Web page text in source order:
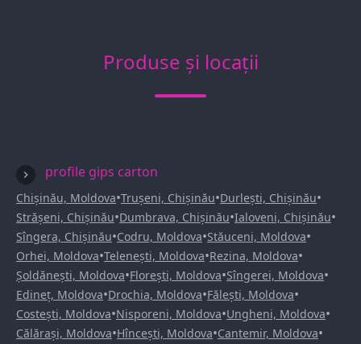
Produse și locații
profile gips carton
Chișinău, Moldova•Trușeni, Chișinău•Durlești, Chișinău•
Strășeni, Chișinău•Dumbrava, Chișinău•Ialoveni, Chișinău•
Sîngera, Chișinău•Codru, Moldova•Stăuceni, Moldova•
Orhei, Moldova•Telenești, Moldova•Rezina, Moldova•
Șoldănești, Moldova•Florești, Moldova•Sîngerei, Moldova•
Edineț, Moldova•Drochia, Moldova•Fălești, Moldova•
Costești, Moldova•Nisporeni, Moldova•Ungheni, Moldova•
Călărași, Moldova•Hîncești, Moldova•Cantemir, Moldova•